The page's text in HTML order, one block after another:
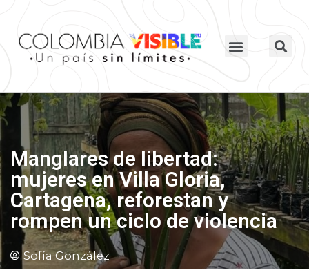
Manglares de libertad:
mujeres en Villa Gloria,
Cartagena, reforestan y
rompen un ciclo de violencia
Sofía González